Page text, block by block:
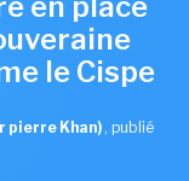
en place
le Cispe
pierre Khan) , publié